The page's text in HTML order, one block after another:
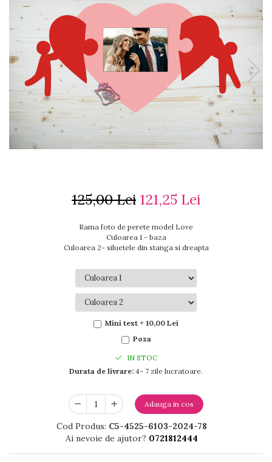
Ceasuri cu rama foto
Ceasuri meserii
Ceasuri logo
Ceasuri de perete animalute
Ceasuri decorative
Ceasuri evenimente
Ceasuri gravate
Ceasuri hobby
Ceasuri mașini
Ceasuri moto
125,00 Lei 121,25 Lei
Rama foto de perete model Love
Culoarea 1 - baza
Culoarea 2- siluetele din stanga si dreapta
Mini text + 10,00 Lei
Poza
IN STOC
Durata de livrare: 4- 7 zile lucratoare.
Adauga in cos
Cod Produs: C5-4525-6103-2024-78
Ai nevoie de ajutor? 0721812444